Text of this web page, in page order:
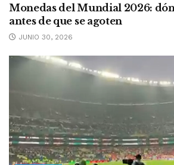
Monedas del Mundial 2026:
antes de que se agoten
JUNIO 30, 2026